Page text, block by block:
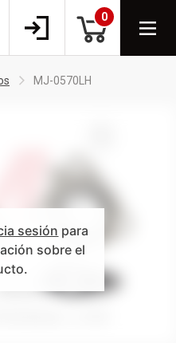
0
MJ-0570LH
sesión para
sobre el